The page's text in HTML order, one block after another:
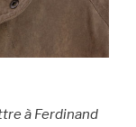
à Ferdinand